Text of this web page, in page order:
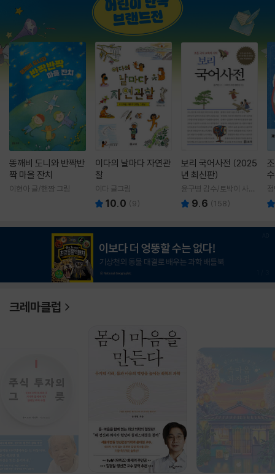
똥깨비 도니와 반짝반
짝 마을 잔치
이현아 글/핸짱 그림
이다의 날마다 자연관
찰
이다 글그림
10.0 (9)
보리 국어사전 (2025
년 최신판)
윤구병 감수/토박이 사전
편찬실 편
9.6 (158)
크레마클럽